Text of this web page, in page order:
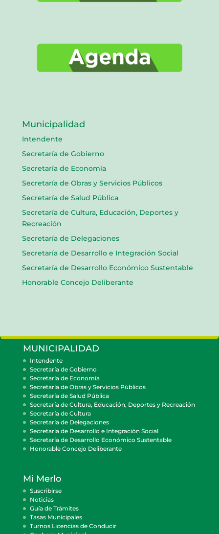
Municipalidad
Intendente
Secretaría de Gobierno
Secretaría de Economía
Secretaría de Obras y Servicios Públicos
Secretaría de Salud Pública
Secretaría de Cultura, Educación, Deportes y
Recreación
Secretaría de Delegaciones
Secretaría de Desarrollo e Integración Social
Secretaría de Desarrollo Económico Sustentable
Honorable Concejo Deliberante
MUNICIPALIDAD
Intendente
Secretaría de Gobierno
Secretaría de Economía
Secretaría de Obras y Servicios Públicos
Secretaría de Salud Pública
Secretaría de Cultura, Educación, Deportes y Recreación
Secretaría de Cultura
Secretaría de Delegaciones
Secretaría de Desarrollo e Integración Social
Secretaría de Desarrollo Económico Sustentable
Honorable Concejo Deliberante
Mi Merlo
Suscribirse
Noticias
Guía de Trámites
Tasas Municipales
Turnos Licencias de Conducir